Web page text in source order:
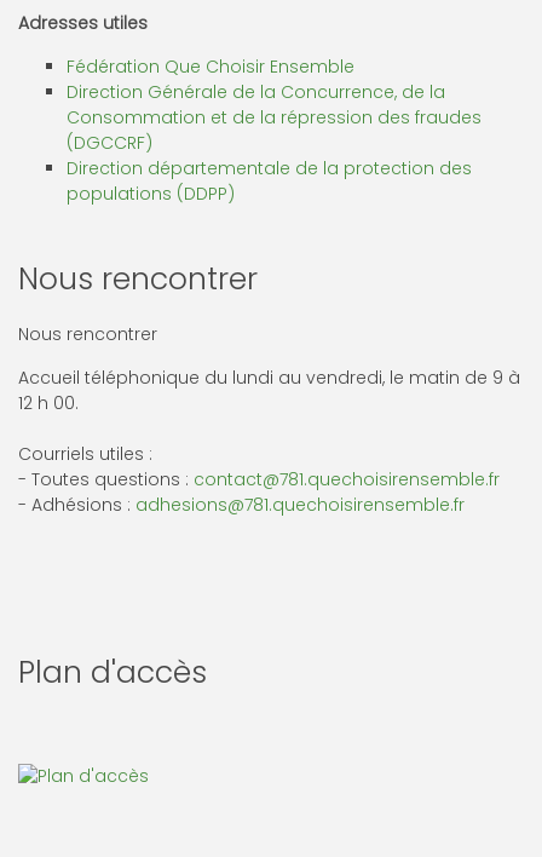
Adresses utiles
Fédération Que Choisir Ensemble
Direction Générale de la Concurrence, de la
Consommation et de la répression des fraudes
(DGCCRF)
Direction départementale de la protection des
populations (DDPP)
Nous rencontrer
Nous rencontrer
Accueil téléphonique du lundi au vendredi, le matin de 9 à
12 h 00.
Courriels utiles :
- Toutes questions : contact@781.quechoisirensemble.fr
- Adhésions : adhesions@781.quechoisirensemble.fr
Plan d'accès